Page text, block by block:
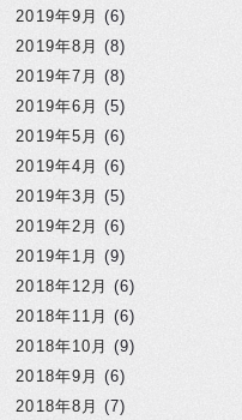
2019年9月 (6)
2019年8月 (8)
2019年7月 (8)
2019年6月 (5)
2019年5月 (6)
2019年4月 (6)
2019年3月 (5)
2019年2月 (6)
2019年1月 (9)
2018年12月 (6)
2018年11月 (6)
2018年10月 (9)
2018年9月 (6)
2018年8月 (7)